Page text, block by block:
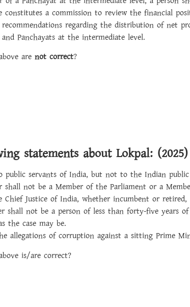
a commission to review the financial
regarding the distribution of net
Panchayats at the intermediate level.
are not correct?
statements about Lokpal: (2025)
public servants of India, but not to the Indian public
shall not be a Member of the Parliament or a
Justice of India, whether incumbent or retired,
shall not be a person of less than forty-five years
the case may be.
allegations of corruption against a sitting Prime
is/are correct?